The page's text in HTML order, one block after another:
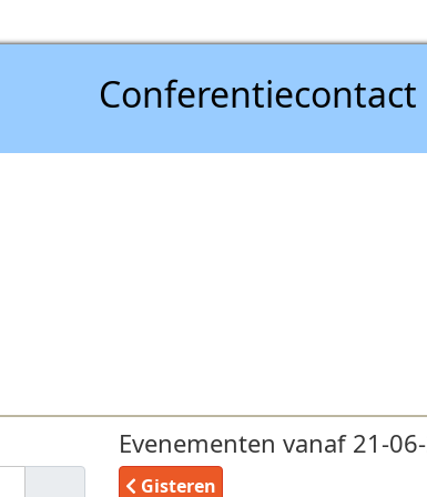
Conferentiecontact
Evenementen vanaf 21-
Gisteren